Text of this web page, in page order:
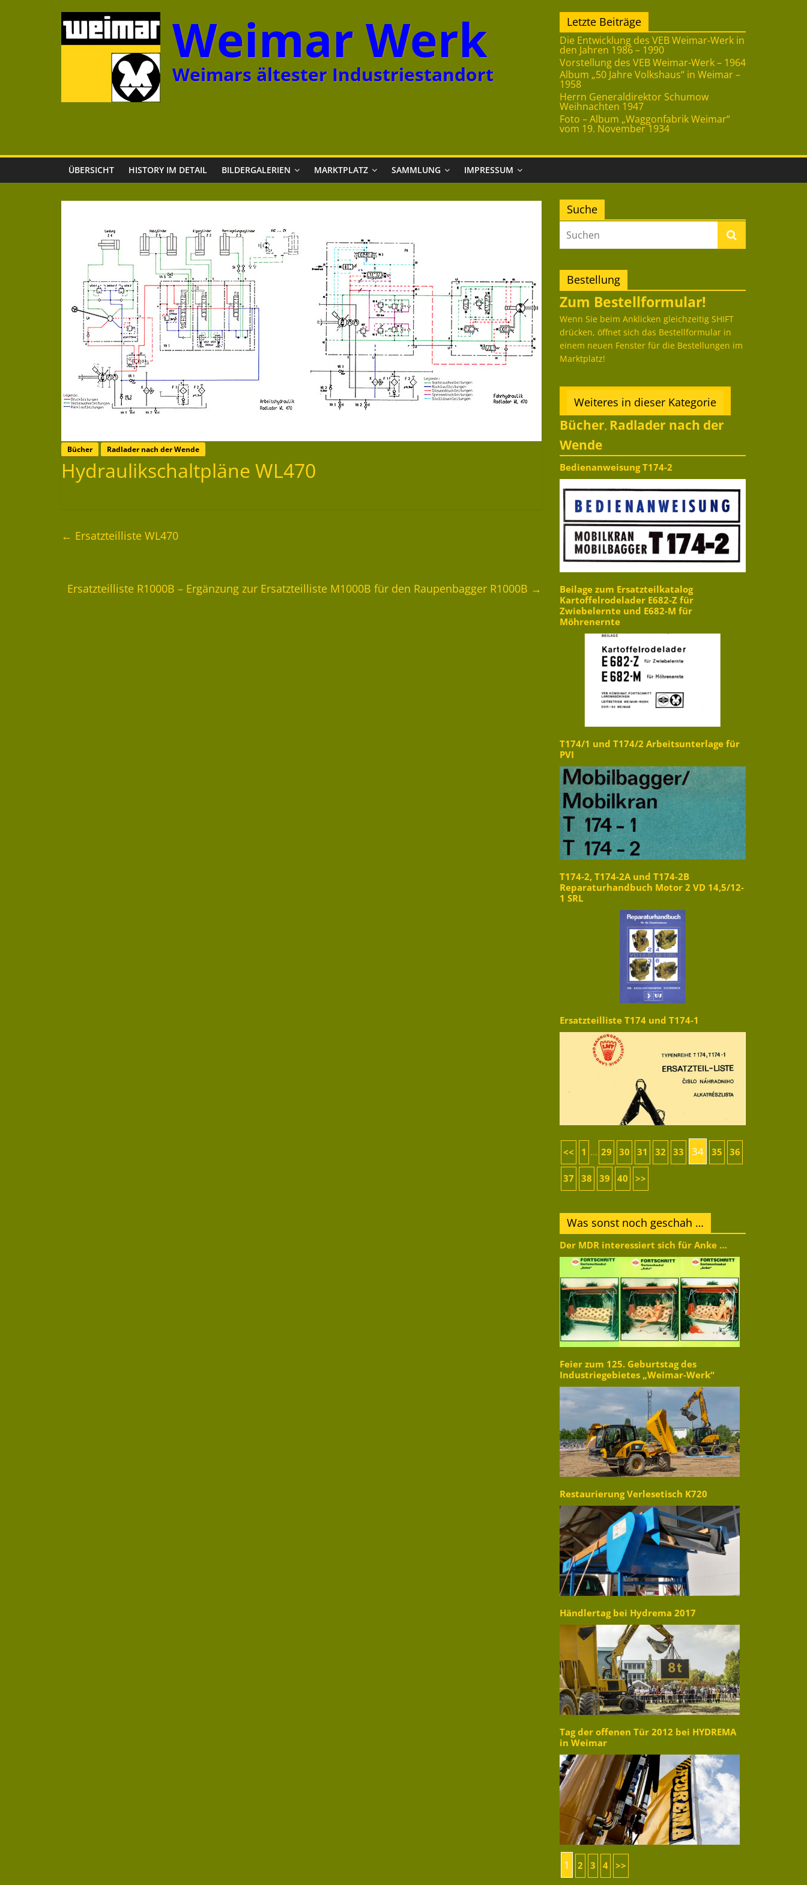
Weimar Werk
Weimars ältester Industriestandort
Letzte Beiträge
Die Entwicklung des VEB Weimar-Werk in
den Jahren 1986 – 1990
Vorstellung des VEB Weimar-Werk – 1964
Album „50 Jahre Volkshaus“ in Weimar –
1958
Herrn Generaldirektor Schumow
Weihnachten 1947
Foto – Album „Waggonfabrik Weimar“
vom 19. November 1934
ÜBERSICHT HISTORY IM DETAIL BILDERGALERIEN MARKTPLATZ SAMMLUNG IMPRESSUM
Bücher Radlader nach der Wende
Hydraulikschaltpläne WL470
← Ersatzteilliste WL470
Ersatzteilliste R1000B – Ergänzung zur Ersatzteilliste M1000B für den Raupenbagger R1000B →
Suche
Bestellung
Zum Bestellformular!
Wenn Sie beim Anklicken gleichzeitig SHIFT
drücken, öffnet sich das Bestellformular in
einem neuen Fenster für die Bestellungen im
Marktplatz!
Weiteres in dieser Kategorie
Bücher, Radlader nach der
Wende
Bedienanweisung T174-2
Beilage zum Ersatzteilkatalog
Kartoffelrodelader E682-Z für
Zwiebelernte und E682-M für
Möhrenernte
T174/1 und T174/2 Arbeitsunterlage für
PVI
T174-2, T174-2A und T174-2B
Reparaturhandbuch Motor 2 VD 14,5/12-
1 SRL
Ersatzteilliste T174 und T174-1
<< 1 ... 29 30 31 32 33 34 35 36
37 38 39 40 >>
Was sonst noch geschah …
Der MDR interessiert sich für Anke …
Feier zum 125. Geburtstag des
Industriegebietes „Weimar-Werk“
Restaurierung Verlesetisch K720
Händlertag bei Hydrema 2017
Tag der offenen Tür 2012 bei HYDREMA
in Weimar
1 2 3 4 >>